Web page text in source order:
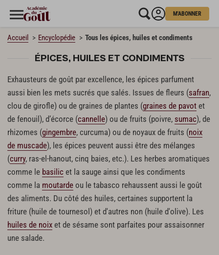
M'ABONNER
Accueil Encyclopédie Tous les épices, huiles et condiments
ÉPICES, HUILES ET CONDIMENTS
Exhausteurs de goût par excellence, les épices parfument
aussi bien les mets sucrés que salés. Issues de fleurs (safran,
clou de girofle) ou de graines de plantes (graines de pavot et
de fenouil), d’écorce (cannelle) ou de fruits (poivre, sumac), de
rhizomes (gingembre, curcuma) ou de noyaux de fruits (noix
de muscade), les épices peuvent aussi être des mélanges
(curry, ras-el-hanout, cinq baies, etc.). Les herbes aromatiques
comme le basilic et la sauge ainsi que les condiments
comme la moutarde ou le tabasco rehaussent aussi le goût
des aliments. Du côté des huiles, certaines supportent la
friture (huile de tournesol) et d'autres non (huile d'olive). Les
huiles de noix et de sésame sont parfaites pour assaisonner
une salade.